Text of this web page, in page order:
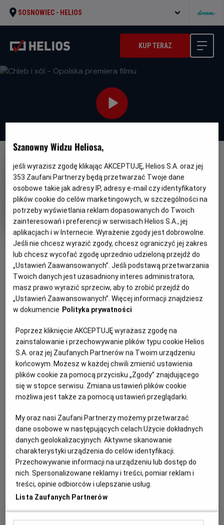
SOSNOWIEC - HELIOS
KUP TERAZ
OBSERWUJ
Chleb i sól - Opolska premiera
filmu
Gatunek
Dramat
Minimalny
wiek
Od 15 lat
Czas
trwania
110 min
i
rok
produkcji
Polska (2022)
27 stycznia 2023
REŻYSERIA SCENARIUSZ
OBSADA
Tymoteusz Bies, Jacek Bies, Dawid Piejko
WIĘCEJ SZCZEGÓŁÓW
OPIS FILMU
Upalne lato, leniwie płynący czas, hip-hopowy freestyle,
chłopaki z tatuażami i zalotne dziewczyny, z którymi lepiej
nie zadzierać. Tak właśnie wygląda miejsce z czasów
młodości, do którego wraca Tymek – student
warszawskiej Akademii Muzycznej przygotowujący się do
rozpoczęcia światowej kariery jako pianista. Jest tu też
przesiadujący na osiedlu. Tymek pojawia się tu jednak tylko
na chwilę – po wakacjach rusza na zachód Europy, gdzie
otrzymał stypendium. Ta krótka wizyta w zupełności
wystarczy, aby poznał centralny punkt spotkań lokalnej
młodzieży jakim jest nowo powstały bar z kebabem.
Chłopaki z osiedla dobrze żyją z obcokrajowcami, ale są
drobne wyjątki. Z czasem konflikt zaostrza się. Spirala
strachu i zagrożenia zaczyna się nakręcać, a Tymek
znajdzie się w samym jej centrum.
Szanowny Widzu Heliosa,
jeśli wyrazisz zgodę klikając AKCEPTUJĘ, Helios S.A. oraz jej
353 Zaufani Partnerzy będą przetwarzać Twoje dane
osobowe takie jak adresy IP, adresy e-mail czy identyfikatory
plików cookie do celów marketingowych, w szczególności na
potrzeby wyświetlania reklam dopasowanych do Twoich
zainteresowań i preferencji w serwisach Helios S.A., jej
aplikacjach i w Internecie. Wyrażenie zgody jest dobrowolne.
Jeśli nie chcesz wyrazić zgody, chcesz ograniczyć jej zakres
lub chcesz wycofać zgodę uprzednio udzieloną przejdź do
„Ustawień Zaawansowanych”. Jeśli podstawą przetwarzania
Twoich danych jest uzasadniony interes administratora,
masz prawo wyrazić sprzeciw, aby to zrobić przejdź do
„Ustawień Zaawansowanych”. Więcej informacji znajdziesz
w dokumencie Polityka prywatności
Poprzez kliknięcie AKCEPTUJĘ wyrażasz zgodę na
zainstalowanie i przechowywanie plików typu cookie Helios
S.A. oraz jej Zaufanych Partnerów na Twoim urządzeniu
końcowym. Możesz w każdej chwili zmienić ustawienia
plików cookie za pomocą przycisku „Zgody” znajdującego
się w stopce serwisu. Zmiana ustawień plików cookie
możliwa jest także za pomocą ustawień przeglądarki.
My oraz nasi Zaufani Partnerzy możemy przetwarzać
dane osobowe w następujących celach:Użycie dokładnych
danych geolokalizacyjnych. Aktywne skanowanie
charakterystyki urządzenia do celów identyfikacji.
Przechowywanie informacji na urządzeniu lub dostęp do
nich. Spersonalizowane reklamy i treści, pomiar reklam i
treści, opinie odbiorców i ulepszanie usług.
Lista Zaufanych Partnerów